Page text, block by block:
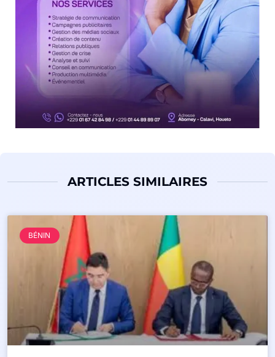
ARTICLES SIMILAIRES
BÉNIN